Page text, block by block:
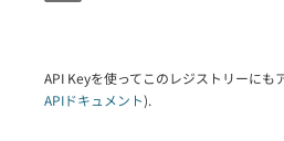
API Keyを使ってこのレジストリーにも
APIドキュメント).